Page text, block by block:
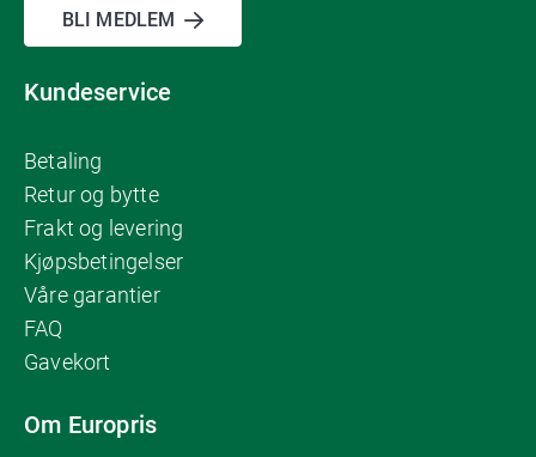
BLI MEDLEM
Kundeservice
Betaling
Retur og bytte
Frakt og levering
Kjøpsbetingelser
Våre garantier
FAQ
Gavekort
Om Europris